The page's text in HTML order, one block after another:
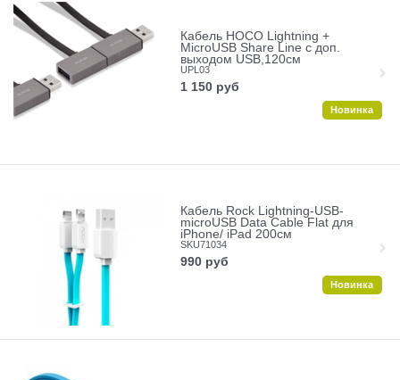
Кабель HOCO Lightning +
MicroUSB Share Line с доп.
выходом USB,120cм
UPL03
1 150 руб
Новинка
Кабель Rock Lightning-USB-
microUSB Data Cable Flat для
iPhone/ iPad 200cм
SKU71034
990 руб
Новинка